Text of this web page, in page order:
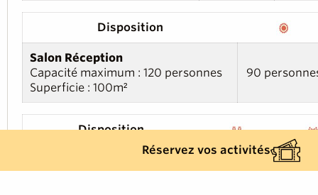
Disposition
Salon Réception
Capacité maximum : 120 personnes
Superficie : 100m²
90
Disposition
Capacité maximum : 30
25
Réservez vos activités